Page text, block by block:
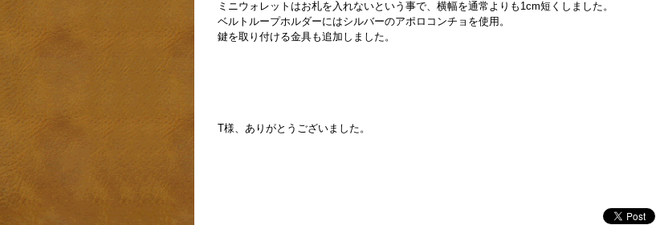
ミニウォレットはお札を入れないという事で、横幅を通常よりも1cm短くしました。
ベルトループホルダーにはシルバーのアポロコンチョを使用。
鍵を取り付ける金具も追加しました。
T様、ありがとうございました。